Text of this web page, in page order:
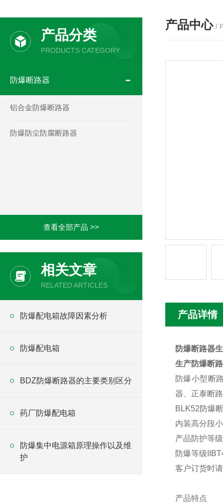
产品分类
PRODUCTS CATEGORY
防爆断路器
铝合金防爆断路器
防爆防尘防腐断路器
查看全部产品 >>
相关文章
RELATED ARTICLES
防爆配电箱故障因素分析
防爆配电箱
BDZ防爆断路器的主要类别区分
药厂防爆配电箱
防爆集中电源箱原理操作以及维
护
产品中心 /
产品详情
防爆断路器
生产防爆断
防爆小型断
器、正泰断
BLK52防爆
内装高分段
产品防护等
防爆等级
客户订货时
产品特点